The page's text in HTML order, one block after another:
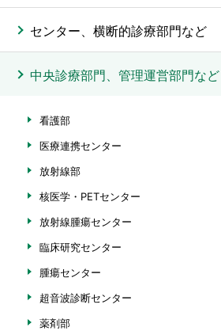
センター、横断的診療部門など
中央診療部門、管理運営部門など
看護部
医療連携センター
放射線部
核医学・PETセンター
放射線腫瘍センター
臨床研究センター
腫瘍センター
超音波診断センター
薬剤部